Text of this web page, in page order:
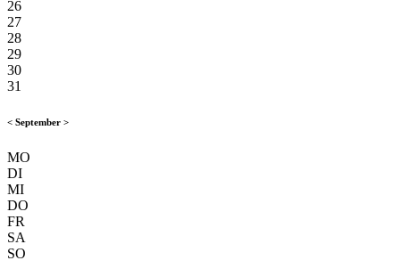
26
27
28
29
30
31
< September >
MO
DI
MI
DO
FR
SA
SO